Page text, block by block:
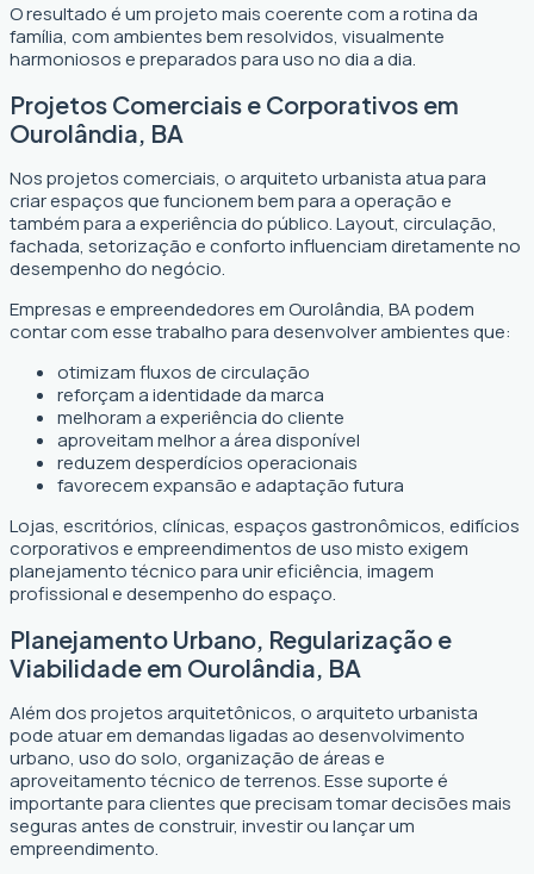
O resultado é um projeto mais coerente com a rotina da
família, com ambientes bem resolvidos, visualmente
harmoniosos e preparados para uso no dia a dia.
Projetos Comerciais e Corporativos em
Ourolândia, BA
Nos projetos comerciais, o arquiteto urbanista atua para
criar espaços que funcionem bem para a operação e
também para a experiência do público. Layout, circulação,
fachada, setorização e conforto influenciam diretamente no
desempenho do negócio.
Empresas e empreendedores em Ourolândia, BA podem
contar com esse trabalho para desenvolver ambientes que:
otimizam fluxos de circulação
reforçam a identidade da marca
melhoram a experiência do cliente
aproveitam melhor a área disponível
reduzem desperdícios operacionais
favorecem expansão e adaptação futura
Lojas, escritórios, clínicas, espaços gastronômicos, edifícios
corporativos e empreendimentos de uso misto exigem
planejamento técnico para unir eficiência, imagem
profissional e desempenho do espaço.
Planejamento Urbano, Regularização e
Viabilidade em Ourolândia, BA
Além dos projetos arquitetônicos, o arquiteto urbanista
pode atuar em demandas ligadas ao desenvolvimento
urbano, uso do solo, organização de áreas e
aproveitamento técnico de terrenos. Esse suporte é
importante para clientes que precisam tomar decisões mais
seguras antes de construir, investir ou lançar um
empreendimento.